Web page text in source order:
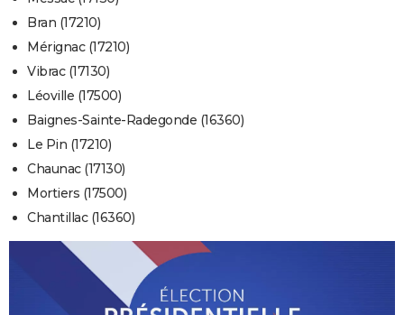
Bran (17210)
Mérignac (17210)
Vibrac (17130)
Léoville (17500)
Baignes-Sainte-Radegonde (16360)
Le Pin (17210)
Chaunac (17130)
Mortiers (17500)
Chantillac (16360)